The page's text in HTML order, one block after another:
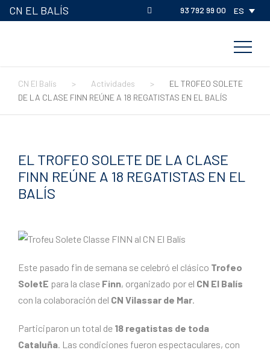
CN EL BALÍS 93 792 99 00 ES
CN El Balís > Actividades >
EL TROFEO SOLETE
DE LA CLASE FINN REÚNE A 18 REGATISTAS EN EL BALÍS
EL TROFEO SOLETE DE LA CLASE
FINN REÚNE A 18 REGATISTAS EN EL
BALÍS
Este pasado fin de semana se celebró el clásico Trofeo
SoletE para la clase Finn, organizado por el CN El Balís
con la colaboración del CN Vilassar de Mar.
Participaron un total de 18 regatistas de toda
Cataluña. Las condiciones fueron espectaculares, con